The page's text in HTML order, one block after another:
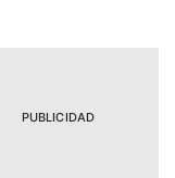
PUBLICIDAD